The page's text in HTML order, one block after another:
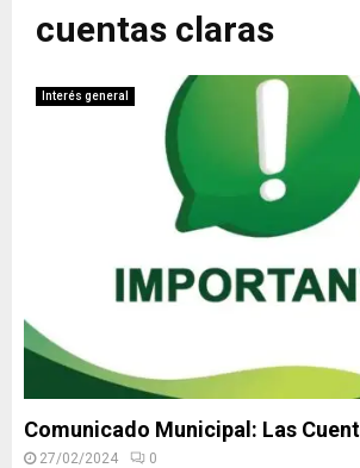
cuentas claras
Interés general
Comunicado Municipal: Las
27/02/2024 0